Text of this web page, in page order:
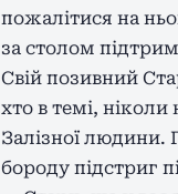
пожалітися на
за столом
Свій позивний
хто в темі, ніколи
Залізної людини.
бороду підстриг